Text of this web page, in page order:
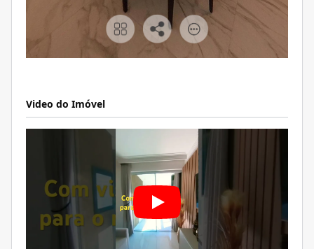
Video do Imóvel